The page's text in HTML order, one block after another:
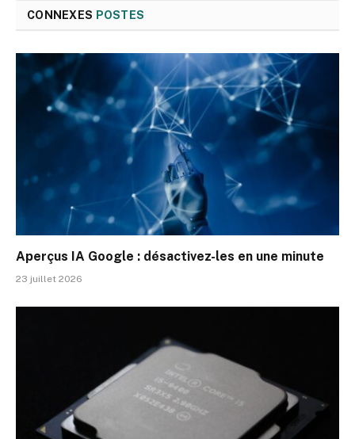
CONNEXES POSTES
Aperçus IA Google : désactivez-les en une minute
23 juillet 2026